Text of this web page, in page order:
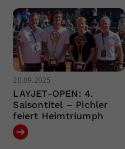
20.09.2025
LAYJET-OPEN: 4.
Saisontitel – Pichler
feiert Heimtriumph